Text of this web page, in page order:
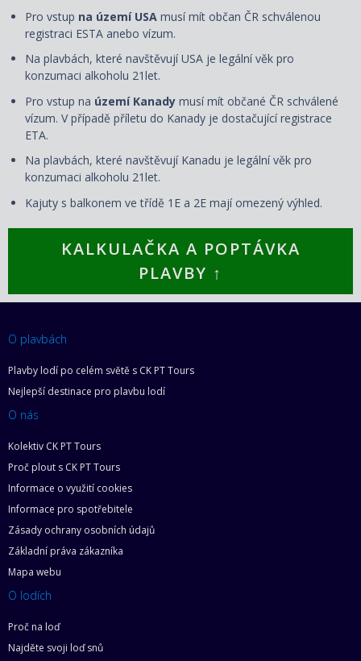
Pro vstup na území USA musí mít občan ČR schválenou
registraci ESTA anebo vízum.
Na plavbách, které navštěvují USA je legální věk pro
konzumaci alkoholu 21let.
Pro vstup na území Kanady musí mít občané ČR schválené
vízum. V případě příletu do Kanady je dostačující registrace
ETA.
Na plavbách, které navštěvují Kanadu je legální věk pro
konzumaci alkoholu 21let.
Kajuty s balkonem ve třídě 1E a 2E mají omezený výhled.
KALKULAČKA A POPTÁVKA
PLAVBY ↑
O plavbách
Plavby lodí po celém světě s CK PT Tours
Nejlepší destinace pro plavbu lodí
O nás
Kolektiv CK PT Tours
Proč plout s CK PT Tours
Informace o využití cookies
Informace pro spotřebitele
Zásady ochrany osobních údajů
Základní práva zákazníka
Mapa webu
O lodích
Proč na loď
Najděte svoji loď snů